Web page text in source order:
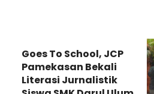
Goes To School, JCP
Pamekasan Bekali
Literasi Jurnalistik